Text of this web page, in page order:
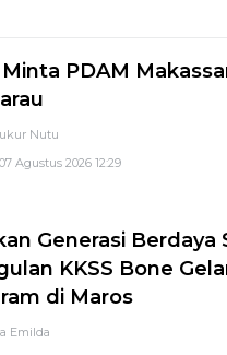
PDAM
Nutu
Agustus 2026 12:29
Generasi Berdaya
KKSS Bone
di Maros
Emilda